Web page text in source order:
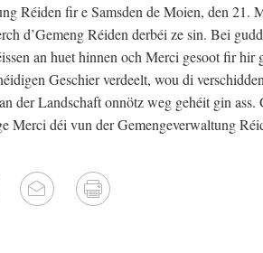
Réiden fir e Samsden de Moien, den
d’Gemeng Réiden derbéi ze sin. Bei
an huet hinnen och Merci gesoot fir
Geschier verdeelt, wou di
der Landschaft onnötz weg gehéit gin
Merci déi vun der Gemengeverwaltung